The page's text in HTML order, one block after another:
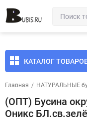
КАТАЛОГ
Главная / НАТУРАЛЬНЫЕ
(ОПТ) Бусина
Оникс